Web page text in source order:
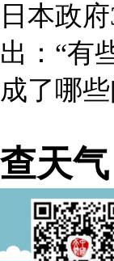
日本政
出：“有
成了哪些
查天